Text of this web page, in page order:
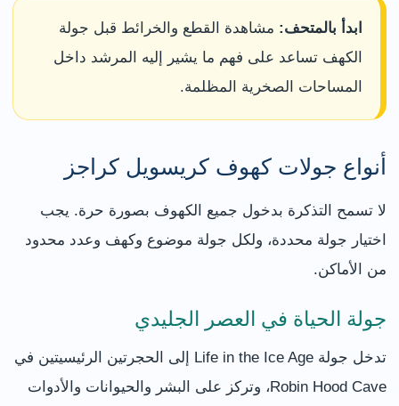
ابدأ بالمتحف: مشاهدة القطع والخرائط قبل جولة
الكهف تساعد على فهم ما يشير إليه المرشد داخل
المساحات الصخرية المظلمة.
أنواع جولات كهوف كريسويل كراجز
لا تسمح التذكرة بدخول جميع الكهوف بصورة حرة. يجب
اختيار جولة محددة، ولكل جولة موضوع وكهف وعدد محدود
من الأماكن.
جولة الحياة في العصر الجليدي
تدخل جولة Life in the Ice Age إلى الحجرتين الرئيسيتين في
Robin Hood Cave، وتركز على البشر والحيوانات والأدوات